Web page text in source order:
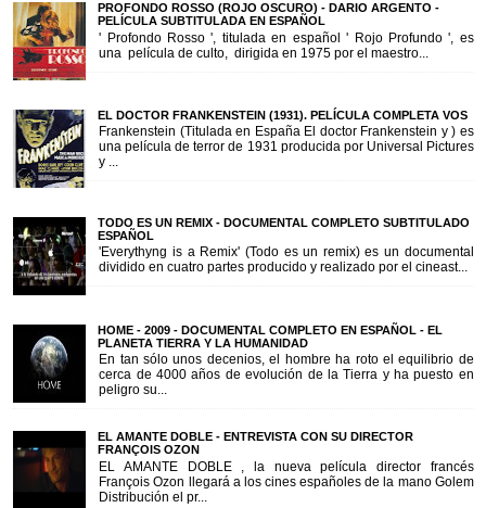
PROFONDO ROSSO (ROJO OSCURO) - DARIO ARGENTO -
PELÍCULA SUBTITULADA EN ESPAÑOL
' Profondo Rosso ', titulada en español ' Rojo Profundo ', es
una película de culto, dirigida en 1975 por el maestro...
EL DOCTOR FRANKENSTEIN (1931). PELÍCULA COMPLETA VOS
Frankenstein (Titulada en España El doctor Frankenstein y ) es
una película de terror de 1931 producida por Universal Pictures
y ...
TODO ES UN REMIX - DOCUMENTAL COMPLETO SUBTITULADO
ESPAÑOL
'Everythyng is a Remix' (Todo es un remix) es un documental
dividido en cuatro partes producido y realizado por el cineast...
HOME - 2009 - DOCUMENTAL COMPLETO EN ESPAÑOL - EL
PLANETA TIERRA Y LA HUMANIDAD
En tan sólo unos decenios, el hombre ha roto el equilibrio de
cerca de 4000 años de evolución de la Tierra y ha puesto en
peligro su...
EL AMANTE DOBLE - ENTREVISTA CON SU DIRECTOR
FRANÇOIS OZON
EL AMANTE DOBLE , la nueva película director francés
François Ozon llegará a los cines españoles de la mano Golem
Distribución el pr...